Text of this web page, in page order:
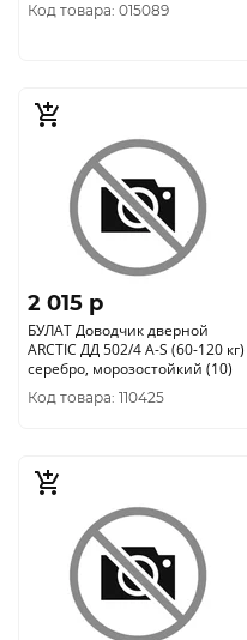
Код товара: 015089
2 015 p
БУЛАТ Доводчик дверной
ARCTIC ДД 502/4 A-S (60-120 кг)
серебро, морозостойкий (10)
Код товара: 110425